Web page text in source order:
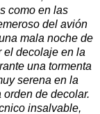
como en las
del avión
mala noche de
el decolaje en la
una tormenta
serena en la
de decolar.
insalvable,